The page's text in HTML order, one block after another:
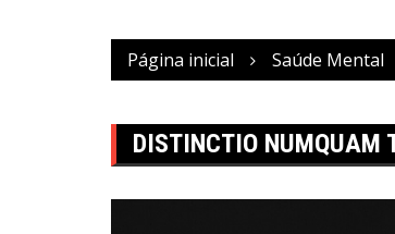
Página inicial Saúde Mental
DISTINCTIO NUMQUAM